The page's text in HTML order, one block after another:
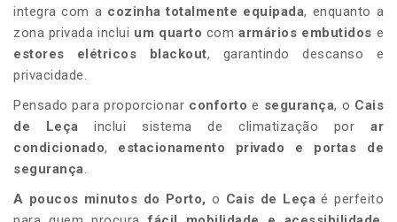
integra com a cozinha totalmente equipada, enquanto a
zona privada inclui um quarto comarmários embutidos e
estores elétricos blackout, garantindo descanso e
privacidade.
Pensado para proporcionar conforto e segurança, o Cais
de Leça inclui sistema de climatização porar
condicionado, estacionamento privado e portas de
segurança.
A poucos minutos do Porto, o Cais de Leça é perfeito